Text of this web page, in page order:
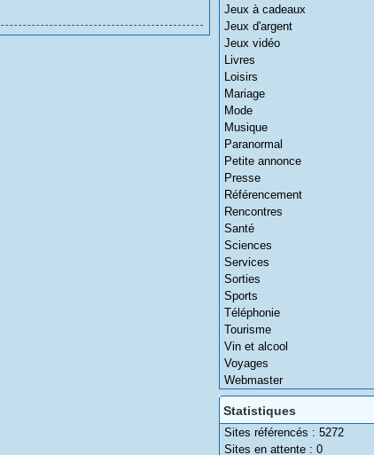
Jeux à cadeaux
Jeux d'argent
Jeux vidéo
Livres
Loisirs
Mariage
Mode
Musique
Paranormal
Petite annonce
Presse
Référencement
Rencontres
Santé
Sciences
Services
Sorties
Sports
Téléphonie
Tourisme
Vin et alcool
Voyages
Webmaster
Statistiques
Sites référencés : 5272
Sites en attente : 0